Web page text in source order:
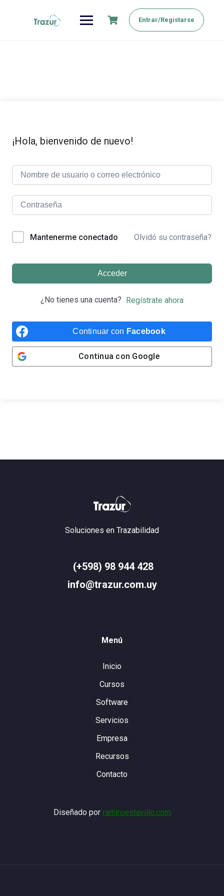
Entrar/Registarse
¡Hola, bienvenido de nuevo!
Mantenerme conectado Olvidó su contraseña?
Acceder
¿No tienes una cuenta? Regístrate ahora
Continuar con Facebook
Continua con Google
Soluciones en Trazabilidad
(+598) 98 944 428
info@trazur.com.uy
Menú
Inicio
Cursos
Software
Servicios
Empresa
Recursos
Contacto
Diseñado por ramiroestavillo.com